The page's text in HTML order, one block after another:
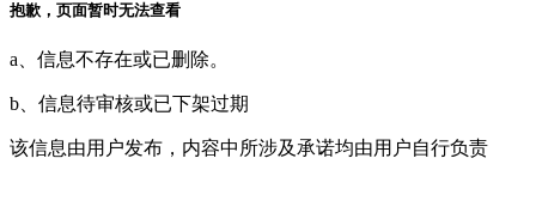
抱歉，页面暂时无法查看
a、信息不存在或已删除。
b、信息待审核或已下架过期
该信息由用户发布，内容中所涉及承诺均由用户自行负责